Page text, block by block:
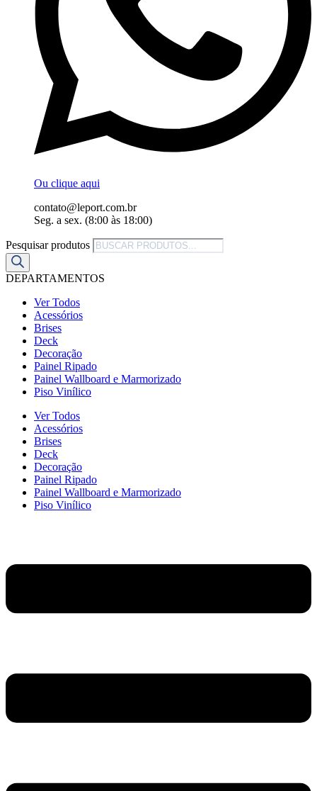
Ou clique aqui
contato@leport.com.br
Seg. a sex. (8:00 às 18:00)
Pesquisar produtos
DEPARTAMENTOS
Ver Todos
Acessórios
Brises
Deck
Decoração
Painel Ripado
Painel Wallboard e Marmorizado
Piso Vinílico
Ver Todos
Acessórios
Brises
Deck
Decoração
Painel Ripado
Painel Wallboard e Marmorizado
Piso Vinílico